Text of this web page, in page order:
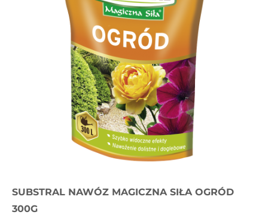
SUBSTRAL NAWÓZ MAGICZNA SIŁA OGRÓD
300G